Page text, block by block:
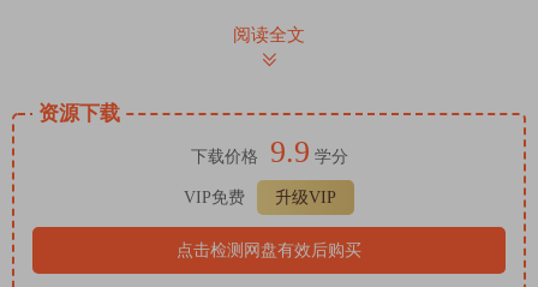
Pure DExpander
Pure Expander
Pure Limiter
Solera
Syrah
阅读全文
资源下载
下载价格 9.9 学分
VIP免费 升级VIP
点击检测网盘有效后购买